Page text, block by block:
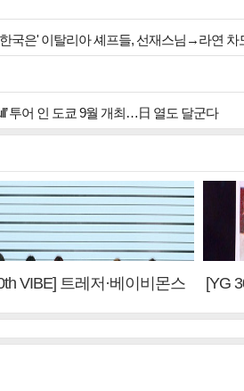
국은' 이탈리아 셰프들, 선재스님→라연 차
투어 인 도쿄 9월 개최…日 열도 달군다
VIBE] 트레저·베이비몬스
[YG